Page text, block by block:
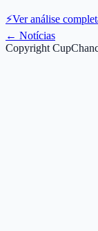
⚡Ver análise
← Notícias
Copyright